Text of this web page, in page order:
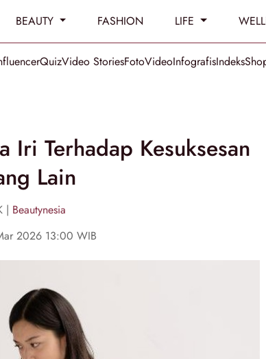
BEAUTY FASHION LIFE
QuizVideo StoriesFotoVideoInfografisIndeks
Iri Terhadap Kesuksesan
Lain
| Beautynesia
2026 13:00 WIB